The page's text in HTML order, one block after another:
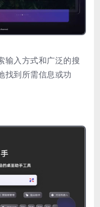
输入方式和广泛的搜
找到所需信息或功